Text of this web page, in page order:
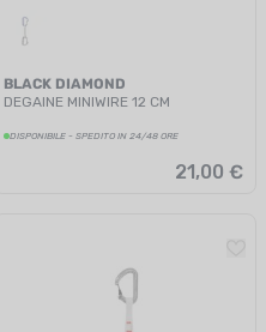
BLACK DIAMOND
DEGAINE MINIWIRE 12 CM
DISPONIBILE - SPEDITO IN 24/48 ORE
21,00 €